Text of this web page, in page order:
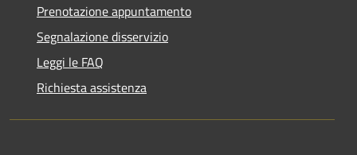
Prenotazione appuntamento
Segnalazione disservizio
Leggi le FAQ
Richiesta assistenza